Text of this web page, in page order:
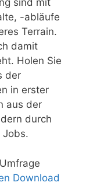
sind mit
-abläufe
Terrain.
damit
Holen Sie
der
in erster
aus der
durch
Download